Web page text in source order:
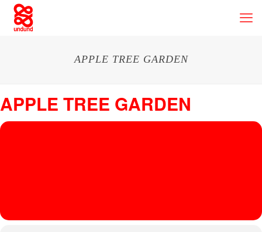
APPLE TREE GARDEN
APPLE TREE GARDEN